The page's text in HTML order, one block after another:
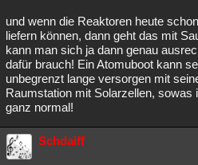
und wenn die Reaktoren heute
liefern können, dann geht das mit
kann man sich ja dann genau
dafür brauch! Ein Atomuboot kann
unbegrenzt lange versorgen mit
Raumstation mit Solarzellen, sowas
ganz normal!
Schdaiff